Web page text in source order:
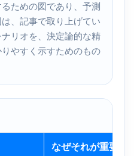
ための図であり、予測
、記事で取り上げてい
リオを、決定論的な精
やすく示すためのもの
なぜそれが重要な